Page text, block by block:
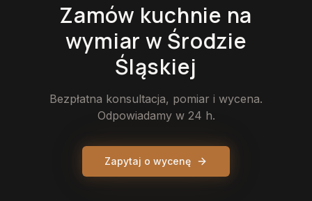
Zamów kuchnie na
wymiar w Środzie
Śląskiej
Bezpłatna konsultacja, pomiar i wycena.
Odpowiadamy w 24 h.
Zapytaj o wycenę